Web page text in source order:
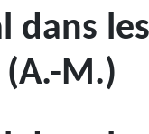
M.)